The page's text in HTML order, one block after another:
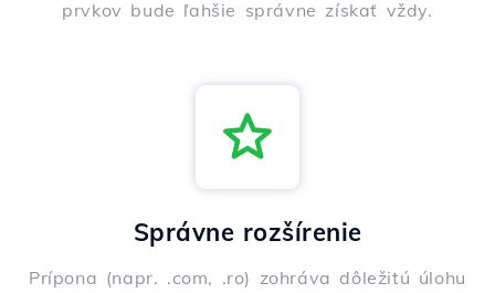
prvkov bude ľahšie správne získať vždy.
Správne rozšírenie
Prípona (napr. .com, .ro) zohráva dôležitú úlohu